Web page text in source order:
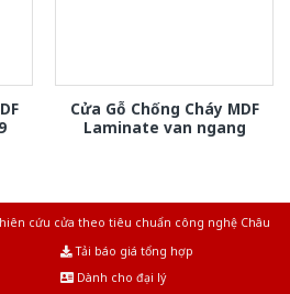
Cửa Gỗ Chống Cháy MDF
Laminate van ngang
cứu cửa theo tiêu chuẩn công nghệ Châu
Tải báo giá tổng hợp
Dành cho đại lý